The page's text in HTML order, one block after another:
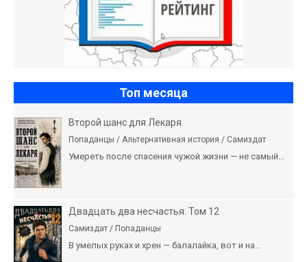
Топ месяца
Второй шанс для Лекаря
Попаданцы / Альтернативная история / Самиздат
Умереть после спасения чужой жизни — не самый...
Двадцать два несчастья. Том 12
Самиздат / Попаданцы
В умелых руках и хрен — балалайка, вот и на...